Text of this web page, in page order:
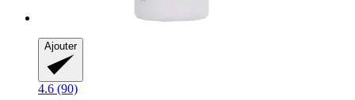
Ajouter
4.6 (90)